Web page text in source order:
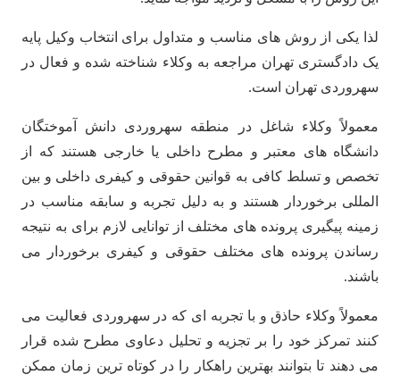
لذا یکی از روش های مناسب و متداول برای انتخاب وکیل پایه
یک دادگستری تهران مراجعه به وکلاء شناخته شده و فعال در
سهروردی تهران است.
معمولاً وکلاء شاغل در منطقه سهروردی دانش آموختگان
دانشگاه های معتبر و مطرح داخلی یا خارجی هستند که از
تخصص و تسلط کافی به قوانین حقوقی و کیفری داخلی و بین
المللی برخوردار هستند و به دلیل تجربه و سابقه مناسب در
زمینه پیگیری پرونده های مختلف از توانایی لازم برای به نتیجه
رساندن پرونده های مختلف حقوقی و کیفری برخوردار می
باشند.
معمولاً وکلاء حاذق و با تجربه ای که در سهروردی فعالیت می
کنند تمرکز خود را بر تجزیه و تحلیل دعاوی مطرح شده قرار
می دهند تا بتوانند بهترین راهکار را در کوتاه ترین زمان ممکن